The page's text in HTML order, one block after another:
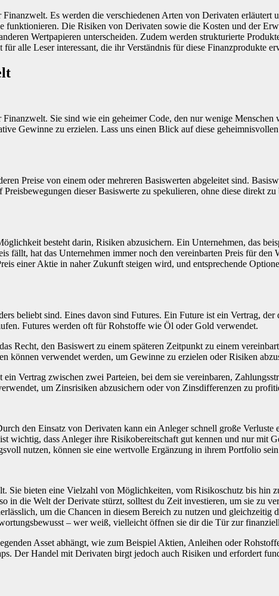
Es werden die verschiedenen Arten von Derivaten
Die Risiken von Derivaten sowie die Kosten und der
Wertpapieren unterscheiden. Zudem werden strukturierte
alle Leser interessant, die ihr Verständnis für diese Finanzprodukte
Sie sind wie ein geheimer Code, den nur wenige
Gewinne zu erzielen. Lass uns einen Blick auf diese
Preise von einem oder mehreren Basiswerten abgeleitet sind.
dieser Basiswerte zu spekulieren, ohne diese direkt
besteht darin, Risiken abzusichern. Ein Unternehmen, das
fällt, hat das Unternehmen immer noch den vereinbarten Preis für
einer Aktie in naher Zukunft steigen wird, und entsprechende
beliebt sind. Eines davon sind Futures. Ein Future ist ein Vertrag,
Futures werden oft für Rohstoffe wie Öl oder Gold verwendet.
Recht, den Basiswert zu einem späteren Zeitpunkt zu einem
können verwendet werden, um Gewinne zu erzielen oder Risiken
Vertrag zwischen zwei Parteien, bei dem sie vereinbaren,
um Zinsrisiken abzusichern oder von Zinsdifferenzen zu
den Einsatz von Derivaten kann ein Anleger schnell große
wichtig, dass Anleger ihre Risikobereitschaft gut kennen und nur mit
nutzen, können sie eine wertvolle Ergänzung in ihrem Portfolio
Sie bieten eine Vielzahl von Möglichkeiten, vom Risikoschutz bis hin
in die Welt der Derivate stürzt, solltest du Zeit investieren, um sie zu
um die Chancen in diesem Bereich zu nutzen und
– wer weiß, vielleicht öffnen sie dir die Tür zur
Asset abhängt, wie zum Beispiel Aktien, Anleihen oder
Der Handel mit Derivaten birgt jedoch auch Risiken und erfordert